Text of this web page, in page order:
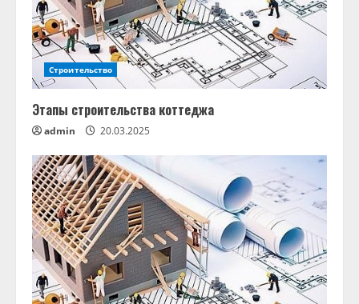
Строительство
Этапы строительства коттеджа
admin 20.03.2025